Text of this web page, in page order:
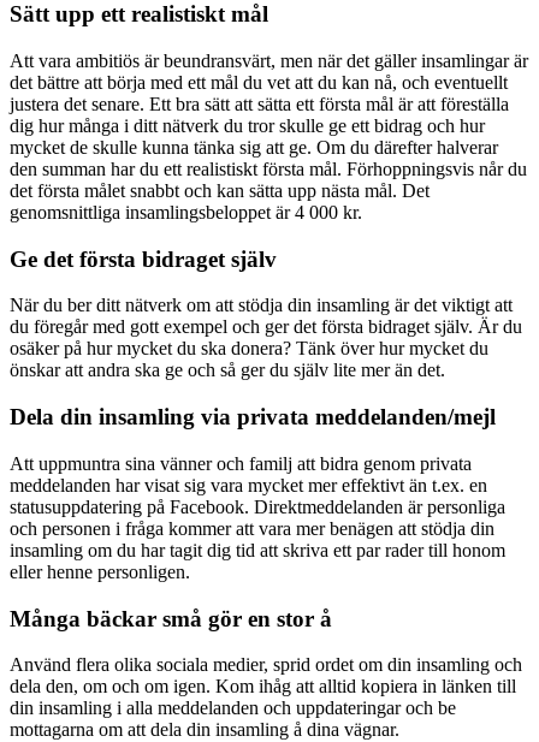
Sätt upp ett realistiskt mål
Att vara ambitiös är beundransvärt, men när det gäller insamlingar är
det bättre att börja med ett mål du vet att du kan nå, och eventuellt
justera det senare. Ett bra sätt att sätta ett första mål är att föreställa
dig hur många i ditt nätverk du tror skulle ge ett bidrag och hur
mycket de skulle kunna tänka sig att ge. Om du därefter halverar
den summan har du ett realistiskt första mål. Förhoppningsvis når du
det första målet snabbt och kan sätta upp nästa mål. Det
genomsnittliga insamlingsbeloppet är 4 000 kr.
Ge det första bidraget själv
När du ber ditt nätverk om att stödja din insamling är det viktigt att
du föregår med gott exempel och ger det första bidraget själv. Är du
osäker på hur mycket du ska donera? Tänk över hur mycket du
önskar att andra ska ge och så ger du själv lite mer än det.
Dela din insamling via privata meddelanden/mejl
Att uppmuntra sina vänner och familj att bidra genom privata
meddelanden har visat sig vara mycket mer effektivt än t.ex. en
statusuppdatering på Facebook. Direktmeddelanden är personliga
och personen i fråga kommer att vara mer benägen att stödja din
insamling om du har tagit dig tid att skriva ett par rader till honom
eller henne personligen.
Många bäckar små gör en stor å
Använd flera olika sociala medier, sprid ordet om din insamling och
dela den, om och om igen. Kom ihåg att alltid kopiera in länken till
din insamling i alla meddelanden och uppdateringar och be
mottagarna om att dela din insamling å dina vägnar.